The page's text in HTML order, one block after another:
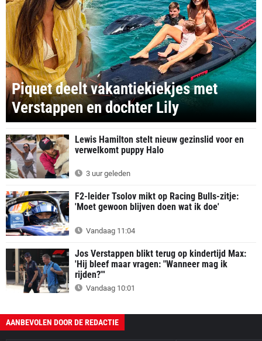
Piquet deelt vakantiekiekjes met
Verstappen en dochter Lily
Lewis Hamilton stelt nieuw gezinslid voor en
verwelkomt puppy Halo
3 uur geleden
F2-leider Tsolov mikt op Racing Bulls-zitje:
'Moet gewoon blijven doen wat ik doe'
Vandaag 11:04
Jos Verstappen blikt terug op kindertijd Max:
'Hij bleef maar vragen: "Wanneer mag ik
rijden?"'
Vandaag 10:01
AANBEVOLEN DOOR DE REDACTIE